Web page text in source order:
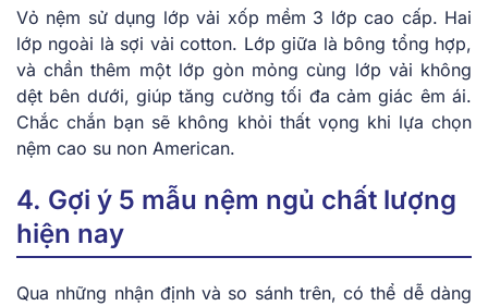
Vỏ nệm sử dụng lớp vải xốp mềm 3 lớp cao cấp. Hai
lớp ngoài là sợi vải cotton. Lớp giữa là bông tổng hợp,
và chần thêm một lớp gòn mỏng cùng lớp vải không
dệt bên dưới, giúp tăng cường tối đa cảm giác êm ái.
Chắc chắn bạn sẽ không khỏi thất vọng khi lựa chọn
nệm cao su non American.
4. Gợi ý 5 mẫu nệm ngủ chất lượng
hiện nay
Qua những nhận định và so sánh trên, có thể dễ dàng